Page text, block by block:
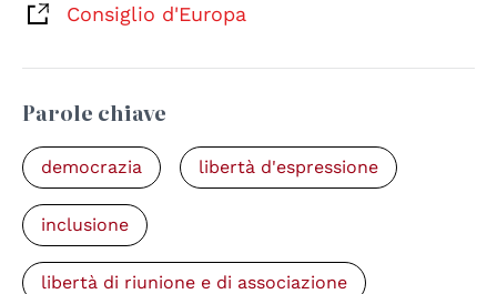
Consiglio d'Europa
Parole chiave
democrazia libertà d'espressione
inclusione
libertà di riunione e di associazione